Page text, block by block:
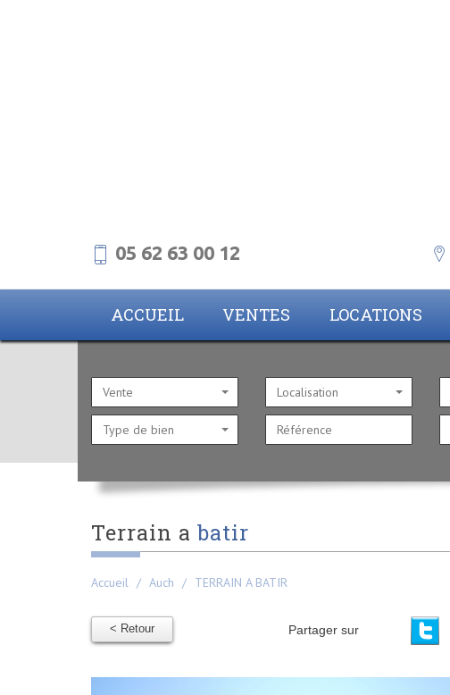
05 62 63 00 12
ACCUEIL VENTES LOCATIONS
Vente
Type de bien
Localisation
terrain a batir
Accueil Auch TERRAIN A BATIR
< Retour Partager sur